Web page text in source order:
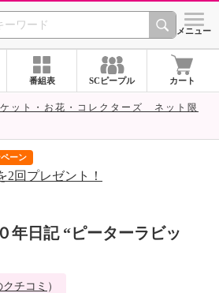
CHANNEL シメニュー
番組表 SCピープル カート
ット・お花・コレクターズ ネット限
ご購入金額相当のクーポンをプ
年日記 “ピーターラビッ
クチコミ ）